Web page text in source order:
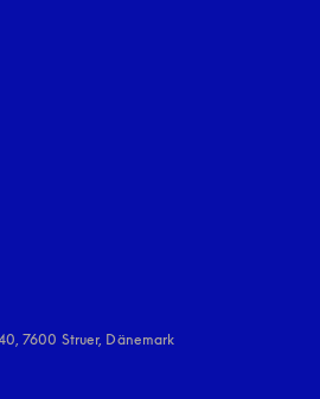
7600 Struer, Dänemark